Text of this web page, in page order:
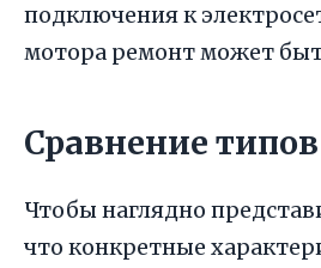
подключения к
мотора ремонт может
Сравнение
Чтобы наглядно
что конкретные